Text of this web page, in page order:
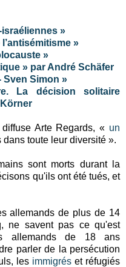
»
»
»
» par André Schäfer
Sven Simon »
La décision solitaire
Arte Regards, « un
toute leur diversité ».
sont morts durant la
qu'ils ont été tués, et
allemands de plus de 14
ne savent pas ce qu'est
allemands de 18 ans
parler de la persécution
les immigréset réfugiés